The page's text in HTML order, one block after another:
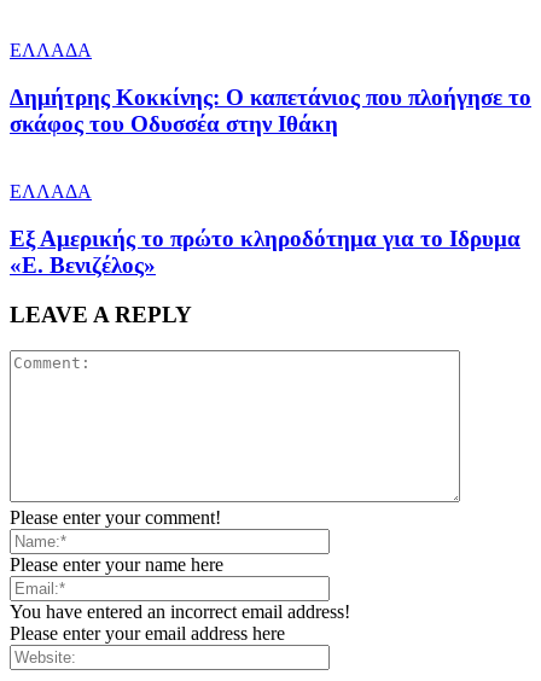
ΕΛΛΑΔΑ
Δημήτρης Κοκκίνης: Ο καπετάνιος που πλοήγησε το
σκάφος του Οδυσσέα στην Ιθάκη
ΕΛΛΑΔΑ
Εξ Αμερικής το πρώτο κληροδότημα για το Ιδρυμα
«Ε. Βενιζέλος»
LEAVE A REPLY
Please enter your comment!
Please enter your name here
You have entered an incorrect email address!
Please enter your email address here